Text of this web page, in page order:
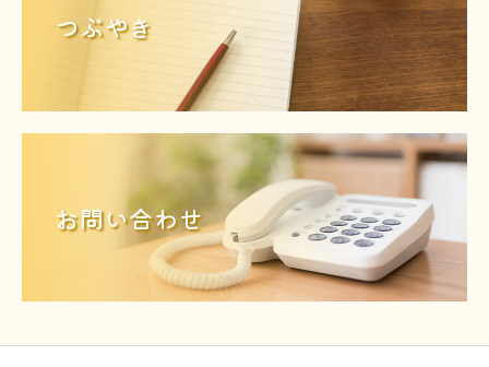
つぶやき
お問い合わせ